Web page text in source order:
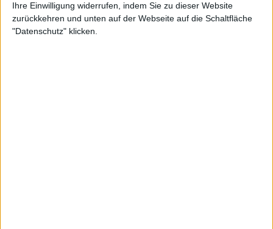
Ihre Einwilligung widerrufen, indem Sie zu dieser Website
zurückkehren und unten auf der Webseite auf die Schaltfläche
"Datenschutz" klicken.